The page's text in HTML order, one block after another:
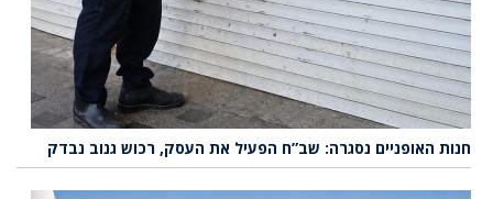
חנות האופניים נסגרה: שב”ח הפעיל את העסק, רכוש גנוב נבדק